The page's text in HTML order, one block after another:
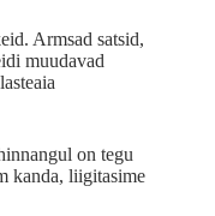
Armsad satsid,
muudavad
on tegu
kanda, liigitasime